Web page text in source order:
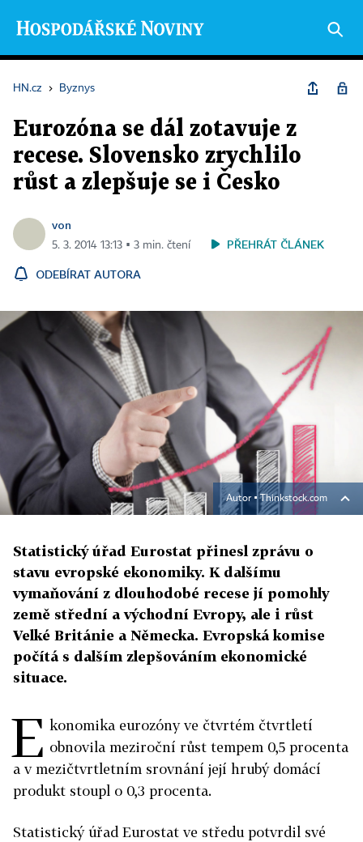
HN.cz › Byznys
Eurozóna se dál zotavuje z
recese. Slovensko zrychlilo
růst a zlepšuje se i Česko
von
5. 3. 2014 13:13 ▪ 3 min. čtení PŘEHRÁT ČLÁNEK
ODEBÍRAT AUTORA
Autor ▪Thinkstock.com
Statistický úřad Eurostat přinesl zprávu o
stavu evropské ekonomiky. K dalšímu
vymaňování z dlouhodobé recese jí pomohly
země střední a východní Evropy, ale i růst
Velké Británie a Německa. Evropská komise
počítá s dalším zlepšováním ekonomické
situace.
E konomika eurozóny ve čtvrtém čtvrtletí
obnovila meziroční růst tempem 0,5 procenta
a v mezičtvrtletním srovnání její hrubý domácí
produkt stoupl o 0,3 procenta.
Statistický úřad Eurostat ve středu potvrdil své